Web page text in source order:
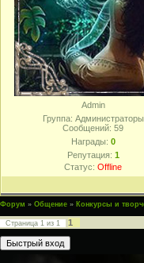
Admin
Группа: Администраторы
Сообщений: 59
Награды: 0
Репутация: 1
Статус: Offline
Форум » Общение » Конкурсы и
Страница 1 из 1 1